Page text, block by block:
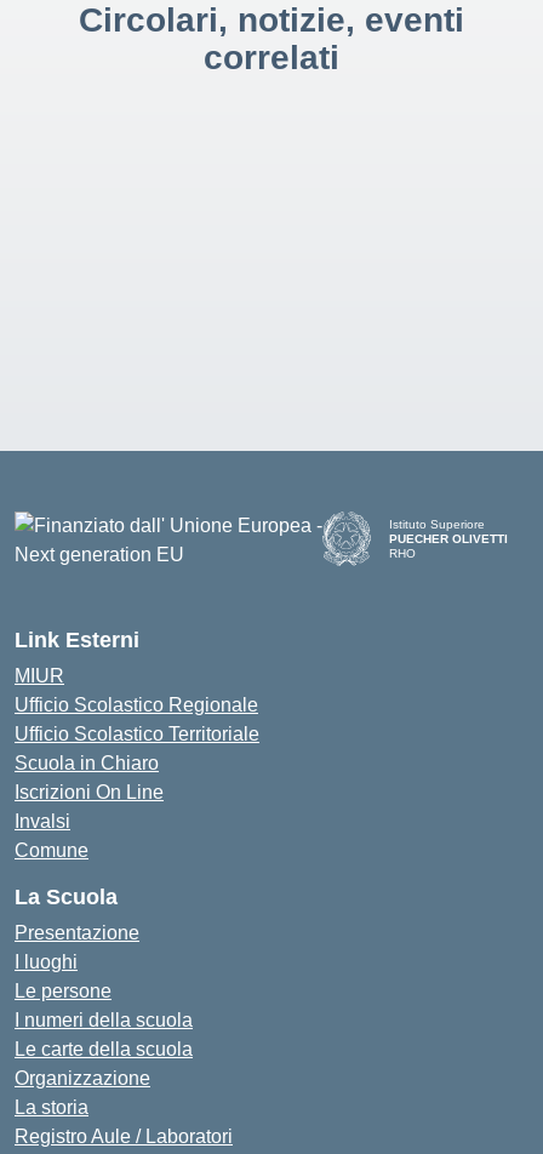
Circolari, notizie, eventi
correlati
Istituto Superiore
PUECHER OLIVETTI
RHO
Link Esterni
MIUR
Ufficio Scolastico Regionale
Ufficio Scolastico Territoriale
Scuola in Chiaro
Iscrizioni On Line
Invalsi
Comune
La Scuola
Presentazione
I luoghi
Le persone
I numeri della scuola
Le carte della scuola
Organizzazione
La storia
Registro Aule / Laboratori